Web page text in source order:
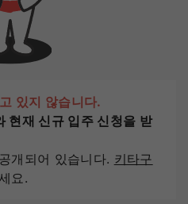
있지 않습니다.
현재 신규 입주 신청을 받
개되어 있습니다. 키타구
요.